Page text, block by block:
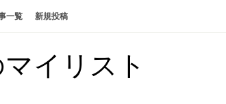
一覧 新規投稿
イリスト